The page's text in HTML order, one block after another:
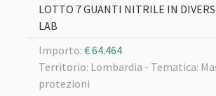
LOTTO 7 GUANTI NITRILE IN
LAB
Importo: € 64.464
Territorio: Lombardia - Tematica:
protezioni